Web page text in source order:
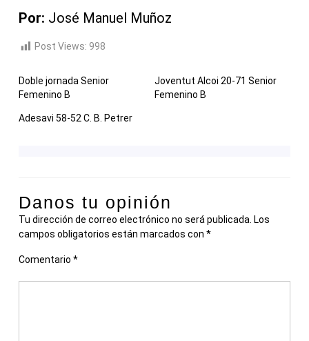
Por: José Manuel Muñoz
Post Views: 998
Doble jornada Senior
Femenino B
Joventut Alcoi 20-71 Senior
Femenino B
Adesavi 58-52 C. B. Petrer
Danos tu opinión
Tu dirección de correo electrónico no será publicada. Los
campos obligatorios están marcados con *
Comentario *